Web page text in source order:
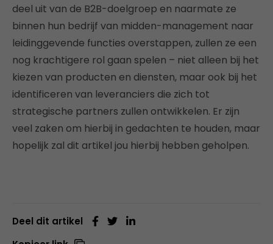
deel uit van de B2B-doelgroep en naarmate ze
binnen hun bedrijf van midden-management naar
leidinggevende functies overstappen, zullen ze een
nog krachtigere rol gaan spelen – niet alleen bij het
kiezen van producten en diensten, maar ook bij het
identificeren van leveranciers die zich tot
strategische partners zullen ontwikkelen. Er zijn
veel zaken om hierbij in gedachten te houden, maar
hopelijk zal dit artikel jou hierbij hebben geholpen.
Deel dit artikel